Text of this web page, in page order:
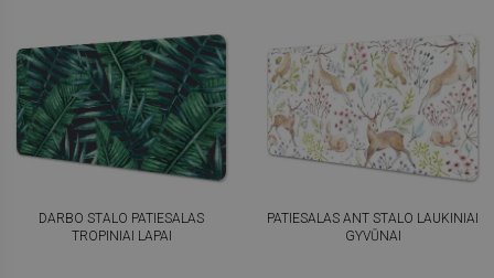
DARBO STALO PATIESALAS
TROPINIAI LAPAI
PATIESALAS ANT STALO LAUKINIAI
GYVŪNAI